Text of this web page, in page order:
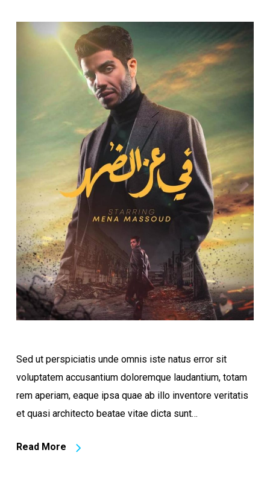
Sed ut perspiciatis unde omnis iste natus error sit
voluptatem accusantium doloremque laudantium, totam
rem aperiam, eaque ipsa quae ab illo inventore veritatis
et quasi architecto beatae vitae dicta sunt…
Read More